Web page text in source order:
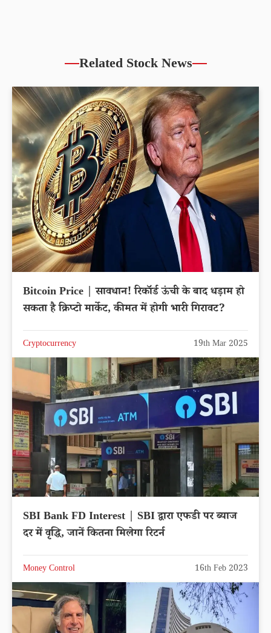
Related Stock News
Bitcoin Price | सावधान! रिकॉर्ड ऊंची के बाद धड़ाम हो
सकता है क्रिप्टो मार्केट, कीमत में होगी भारी गिरावट?
Cryptocurrency 19th Mar 2025
SBI Bank FD Interest | SBI द्वारा एफडी पर ब्याज
दर में वृद्धि, जानें कितना मिलेगा रिटर्न
Money Control 16th Feb 2023